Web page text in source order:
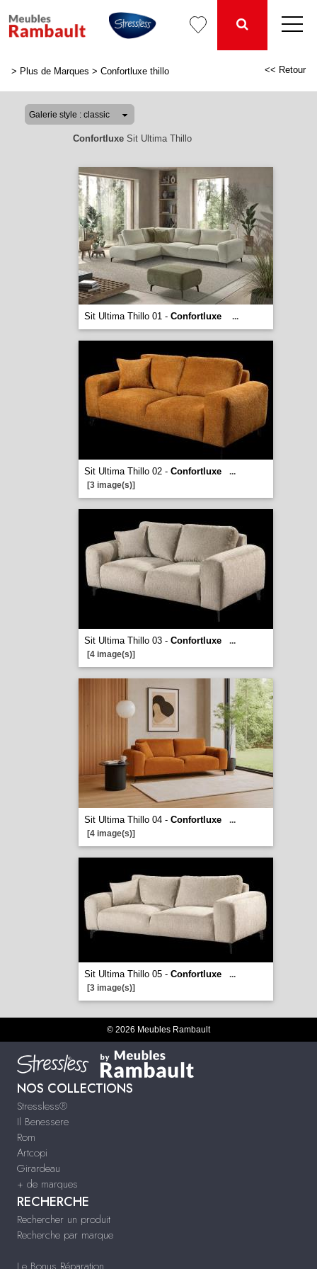
> Plus de Marques > Confortluxe thillo << Retour
ConfortluxeSit Ultima Thillo
Sit Ultima Thillo 01 - Confortluxe ...
Sit Ultima Thillo 02 - Confortluxe
...
[3 image(s)]
Sit Ultima Thillo 03 - Confortluxe
...
[4 image(s)]
Sit Ultima Thillo 04 - Confortluxe
...
[4 image(s)]
Sit Ultima Thillo 05 - Confortluxe
...
[3 image(s)]
© 2026 Meubles Rambault
NOS COLLECTIONS
Stressless®
Il Benessere
Rom
Artcopi
Girardeau
+ de marques
RECHERCHE
Rechercher un produit
Recherche par marque